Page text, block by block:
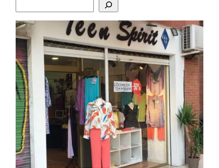
s
c
a
r